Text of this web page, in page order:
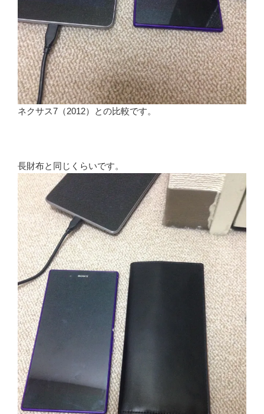
ネクサス7（2012）との比較です。
長財布と同じくらいです。